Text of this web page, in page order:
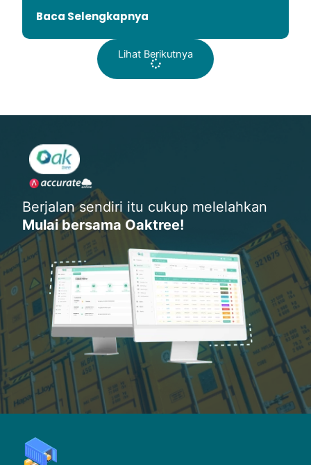
Baca Selengkapnya
Lihat Berikutnya
Berjalan sendiri itu cukup melelahkan
Mulai bersama Oaktree!